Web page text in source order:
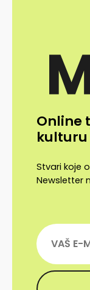
Online
kulturu
Stvari koje
Newsletter